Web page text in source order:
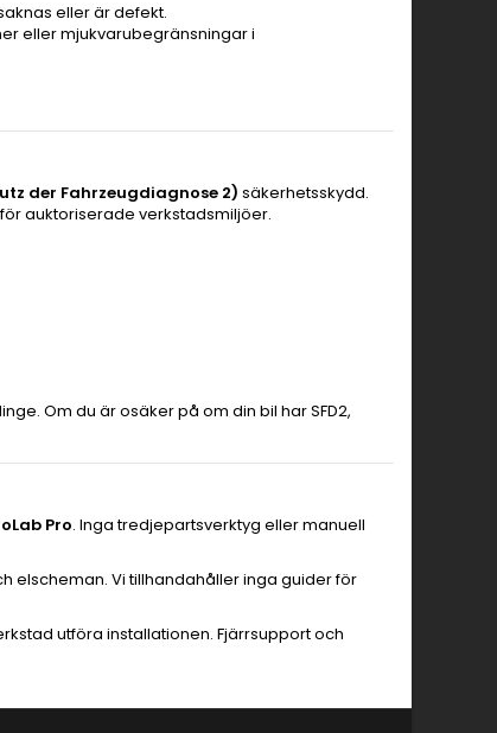
eller är defekt.
eller mjukvarubegränsningar i
der Fahrzeugdiagnose 2) säkerhetsskydd.
auktoriserade verkstadsmiljöer.
Om du är osäker på om din bil har SFD2,
Pro. Inga tredjepartsverktyg eller manuell
elscheman. Vi tillhandahåller inga guider för
utföra installationen. Fjärrsupport och